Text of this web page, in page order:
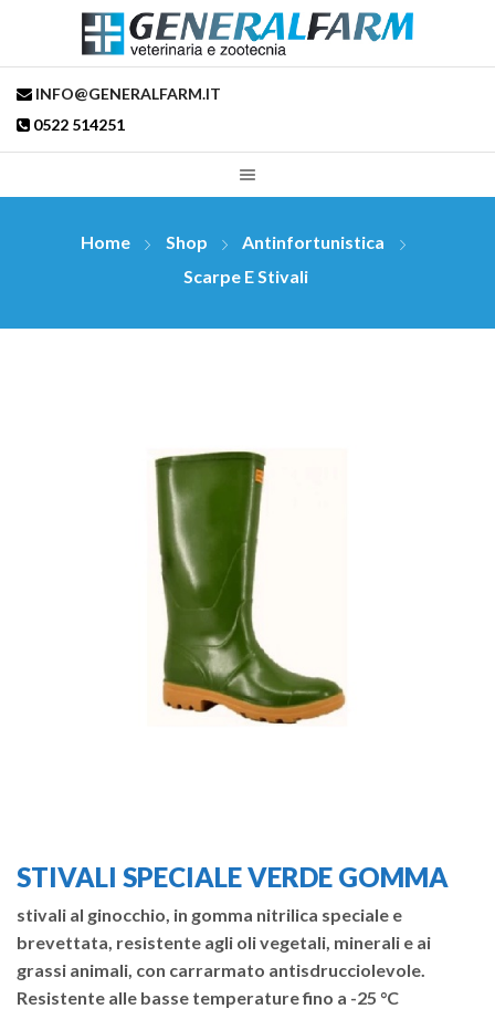
INFO@GENERALFARM.IT
0522 514251
Home Shop
Antinfortunistica
Scarpe E Stivali
STIVALI SPECIALE VERDE GOMMA
stivali al ginocchio, in gomma nitrilica speciale e
brevettata, resistente agli oli vegetali, minerali e ai
grassi animali, con carrarmato antisdrucciolevole.
Resistente alle basse temperature fino a -25 °C